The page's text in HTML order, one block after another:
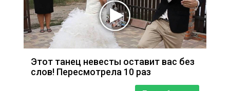
Этот танец невесты оставит вас без
слов! Пересмотрела 10 раз